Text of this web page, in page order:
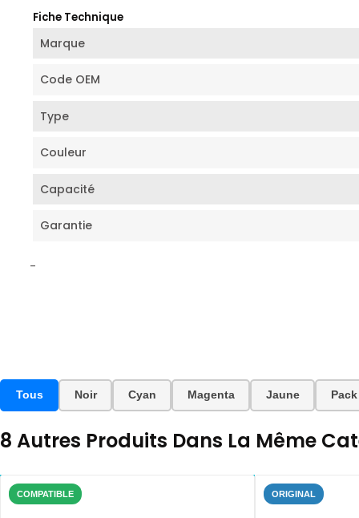
Fiche Technique
Marque
Code OEM
Type
Couleur
Capacité
Garantie
-
Tous Noir Cyan Magenta Jaune Pack
8 Autres Produits Dans La Même
COMPATIBLE ORIGINAL